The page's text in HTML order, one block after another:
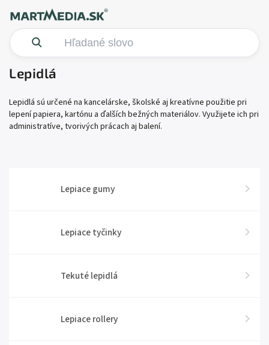
Lepidlá
Lepidlá sú určené na kancelárske, školské aj kreatívne použitie pri
lepení papiera, kartónu a ďalších bežných materiálov. Využijete ich pri
administratíve, tvorivých prácach aj balení.
Lepiace gumy
Lepiace tyčinky
Tekuté lepidlá
Lepiace rollery